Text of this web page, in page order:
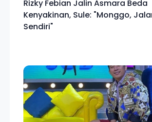
Rizky Febian Jalin Asmara Beda
Kenyakinan, Sule: "Monggo,
Sendiri"